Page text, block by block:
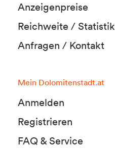
Anzeigenpreise
Reichweite / Statistik
Anfragen / Kontakt
Mein Dolomitenstadt.at
Anmelden
Registrieren
FAQ & Service